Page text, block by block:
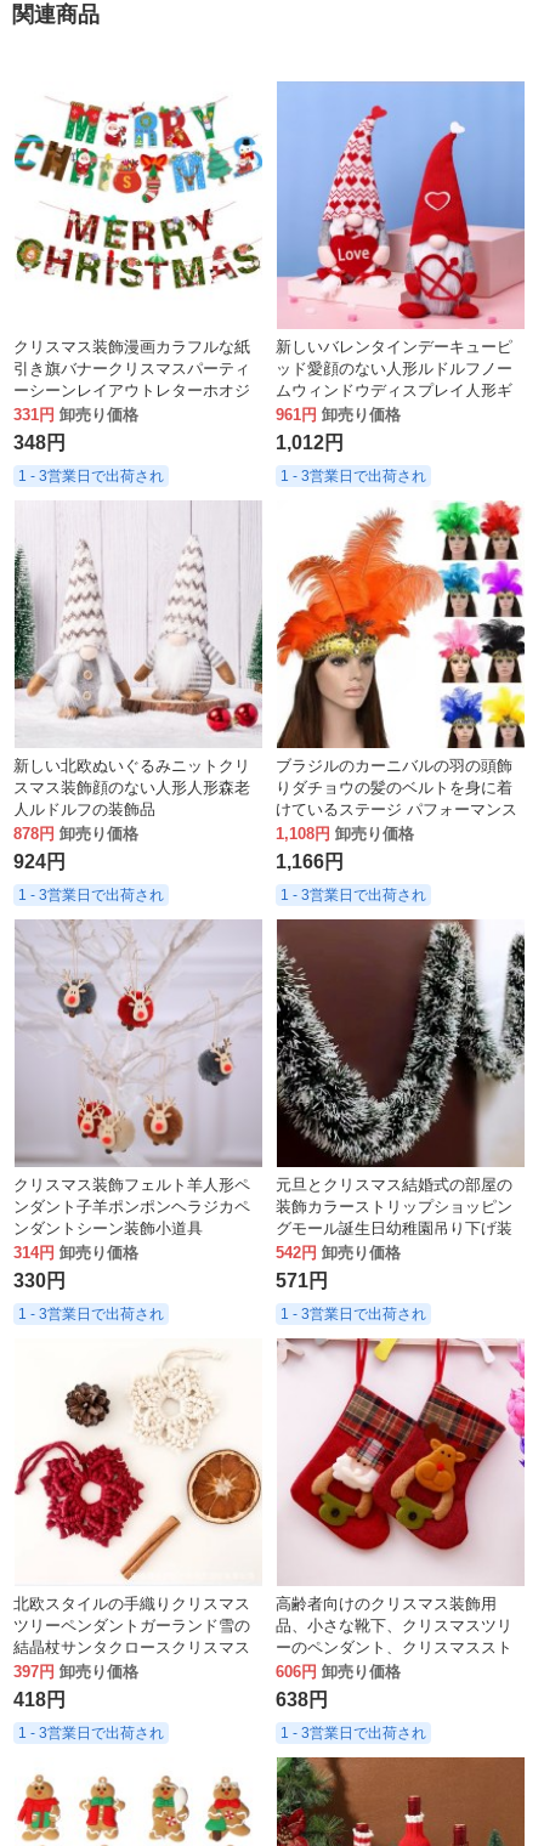
関連商品
クリスマス装飾漫画カラフルな紙
引き旗バナークリスマスパーティ
ーシーンレイアウトレターホオジ
ロ吊り旗
331円 卸売り価格
348円
1 - 3営業日で出荷され
新しいバレンタインデーキューピ
ッド愛顔のない人形ルドルフノー
ムウィンドウディスプレイ人形ギ
フト
961円 卸売り価格
1,012円
1 - 3営業日で出荷され
新しい北欧ぬいぐるみニットクリ
スマス装飾顔のない人形人形森老
人ルドルフの装飾品
878円 卸売り価格
924円
1 - 3営業日で出荷され
ブラジルのカーニバルの羽の頭飾
りダチョウの髪のベルトを身に着
けているステージ パフォーマンス
カーニバル ボール
1,108円 卸売り価格
1,166円
1 - 3営業日で出荷され
クリスマス装飾フェルト羊人形ペ
ンダント子羊ポンポンヘラジカペ
ンダントシーン装飾小道具
314円 卸売り価格
330円
1 - 3営業日で出荷され
元旦とクリスマス結婚式の部屋の
装飾カラーストリップショッピン
グモール誕生日幼稚園吊り下げ装
飾カラーリボンラテアートカラー
ストリップ
542円 卸売り価格
571円
1 - 3営業日で出荷され
北欧スタイルの手織りクリスマス
ツリーペンダントガーランド雪の
結晶杖サンタクロースクリスマス
窓飾り
397円 卸売り価格
418円
1 - 3営業日で出荷され
高齢者向けのクリスマス装飾用
品、小さな靴下、クリスマスツリ
ーのペンダント、クリスマススト
ッキングのギフトバッグ
606円 卸売り価格
638円
1 - 3営業日で出荷され